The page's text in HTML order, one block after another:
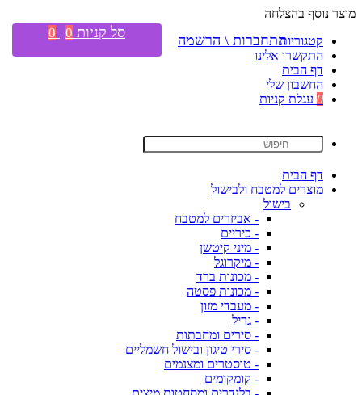
מוצר נוסף בהצלחה
קטגוריות
התקשרו אלינו
דף הבית
החשבון שלי
0 עגלת קניות
דף הבית
מוצרים למטבח ולבישול
בישול
- אביזרים למטבח
- כיריים
- מיני קיטשן
- מיקרוגל
- מכונות ברד
- מכונות פסטה
- מעבדי מזון
- גריל
- סירים ומחבתות
- סירי טיגון ובישול חשמליים
- טוסטרים ומצנמים
- קומקומים
התחברות \ הרשמה סל קניות 0
0